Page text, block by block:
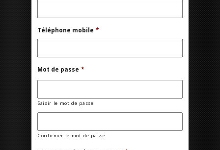
Téléphone mobile *
Mot de passe *
Saisir le mot de passe
Confirmer le mot de passe